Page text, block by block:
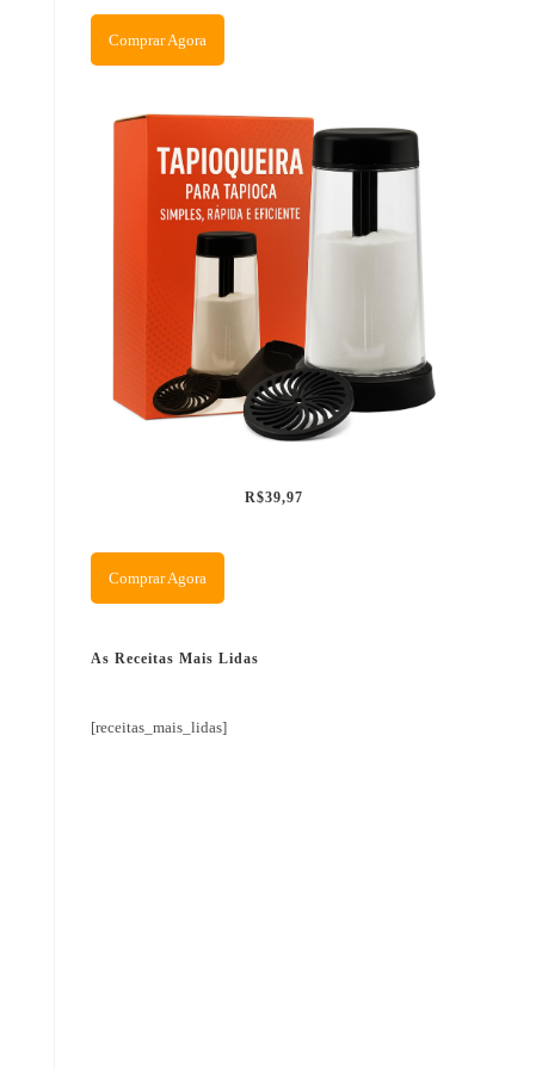
Comprar Agora
R$39,97
Comprar Agora
As Receitas Mais Lidas
[receitas_mais_lidas]